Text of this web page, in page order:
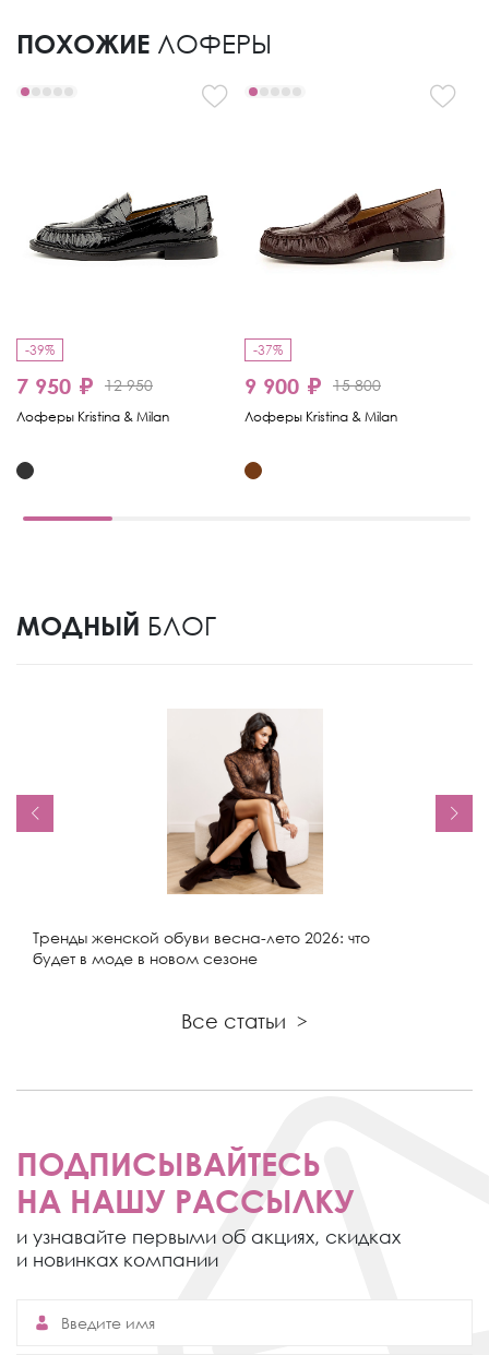
ПОХОЖИЕ ЛОФЕРЫ
-39%
7 950 ₽ 12 950
Лоферы Kristina & Milan
-37%
9 900 ₽ 15 800
Лоферы Kristina & Milan
МОДНЫЙ БЛОГ
Тренды женской обуви весна-лето 2026: что
будет в моде в новом сезоне
Все статьи >
ПОДПИСЫВАЙТЕСЬ
НА НАШУ РАССЫЛКУ
и узнавайте первыми об акциях, скидках
и новинках компании